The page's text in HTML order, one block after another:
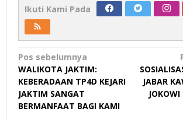
Ikuti Kami Pada
Navigasi
pos
Pos sebelumnya
WALIKOTA JAKTIM:
KEBERADAAN TP4D KEJARI
JAKTIM SANGAT
BERMANFAAT BAGI KAMI
JABAR